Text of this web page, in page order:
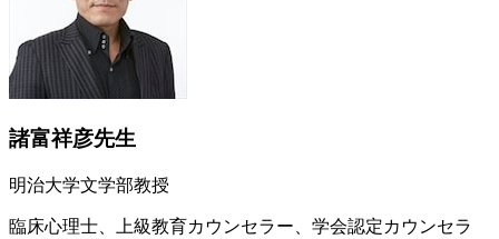
諸富祥彦先生
明治大学文学部教授
臨床心理士、上級教育カウンセラー、学会認定カウンセラ